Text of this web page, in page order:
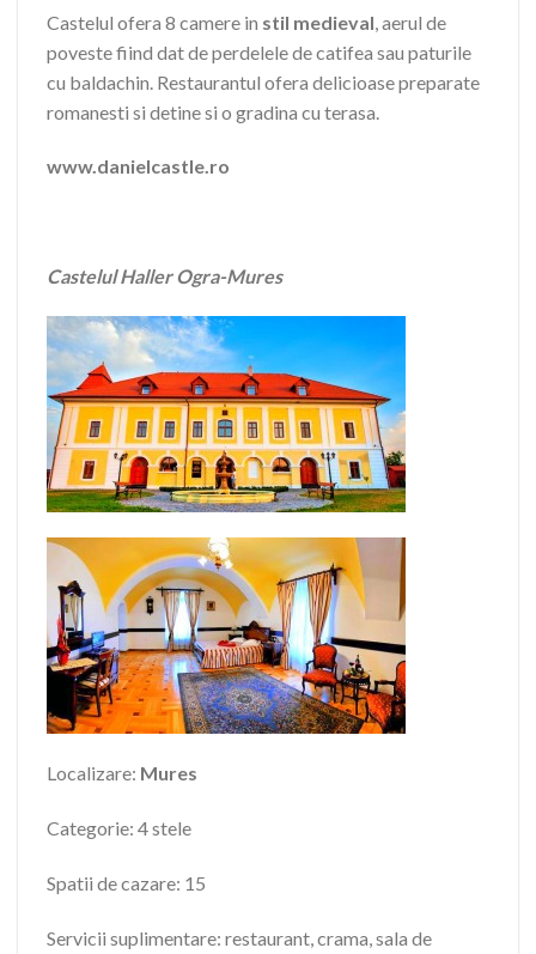
Castelul ofera 8 camere in stil medieval , aerul de
poveste fiind dat de perdelele de catifea sau paturile
cu baldachin. Restaurantul ofera delicioase preparate
romanesti si detine si o gradina cu terasa.
www.danielcastle.ro
Castelul Haller Ogra-Mures
Localizare: Mures
Categorie: 4 stele
Spatii de cazare: 15
Servicii suplimentare: restaurant, crama, sala de